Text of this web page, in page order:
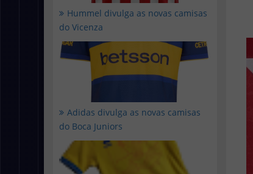
Hummel divulga as novas camisas
do Vicenza
Adidas divulga as novas camisas
do Boca Juniors